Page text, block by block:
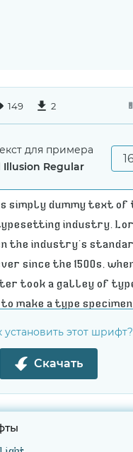
149 2
для примера
Illusion Regular
установить этот шрифт?
Скачать